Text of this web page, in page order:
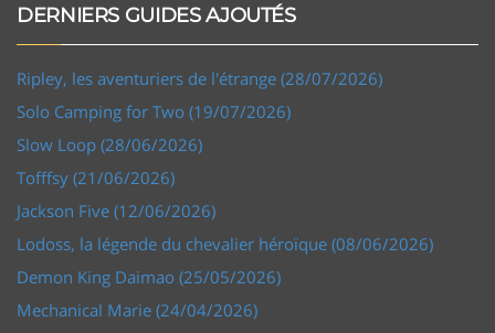
DERNIERS GUIDES AJOUTÉS
Ripley, les aventuriers de l'étrange (28/07/2026)
Solo Camping for Two (19/07/2026)
Slow Loop (28/06/2026)
Tofffsy (21/06/2026)
Jackson Five (12/06/2026)
Lodoss, la légende du chevalier héroïque (08/06/2026)
Demon King Daimao (25/05/2026)
Mechanical Marie (24/04/2026)